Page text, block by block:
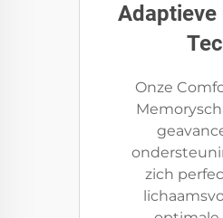
Adaptieve
Onze
zich